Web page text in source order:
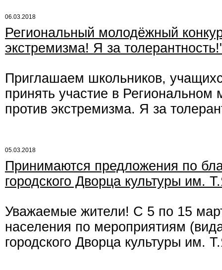
06.03.2018
Региональный молодёжный
экстремизма! Я за
Приглашаем школьников,
принять участие в
против экстремизма. Я за
05.03.2018
Принимаются предложения по
городского Дворца культуры им.
Уважаемые жители! С 5 по 15
населения по мероприятиям
городского Дворца культуры им.